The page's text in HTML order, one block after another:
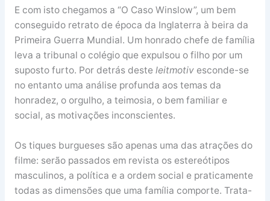
E com isto chegamos a “O Caso Winslow”, um bem
conseguido retrato de época da Inglaterra à beira da
Primeira Guerra Mundial. Um honrado chefe de família
leva a tribunal o colégio que expulsou o filho por um
suposto furto. Por detrás deste leitmotivesconde-se
no entanto uma análise profunda aos temas da
honradez, o orgulho, a teimosia, o bem familiar e
social, as motivações inconscientes.
Os tiques burgueses são apenas uma das atrações do
filme: serão passados em revista os estereótipos
masculinos, a política e a ordem social e praticamente
todas as dimensões que uma família comporte. Trata-